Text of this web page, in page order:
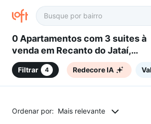
0 Apartamentos com 3 suites à
venda em Recanto do Jataí,
Sorocaba, SP
Filtrar 4 Redecore IA
Ordenar por: Mais relevante